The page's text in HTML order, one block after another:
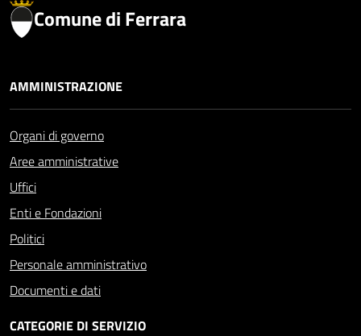
Comune di Ferrara
AMMINISTRAZIONE
Organi di governo
Aree amministrative
Uffici
Enti e Fondazioni
Politici
Personale amministrativo
Documenti e dati
CATEGORIE DI SERVIZIO